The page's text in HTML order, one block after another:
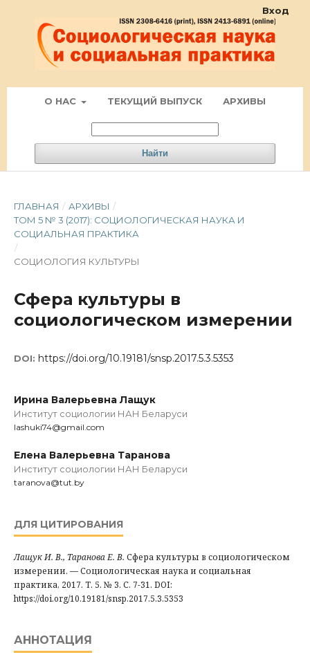
О НАС ТЕКУЩИЙ ВЫПУСК АРХИВЫ
Найти
Вход
ГЛАВНАЯ / АРХИВЫ /
ТОМ 5 № 3 (2017): СОЦИОЛОГИЧЕСКАЯ НАУКА И
СОЦИАЛЬНАЯ ПРАКТИКА
/
СОЦИОЛОГИЯ КУЛЬТУРЫ
Сфера культуры в
социологическом измерении
DOI: https://doi.org/10.19181/snsp.2017.5.3.5353
Ирина Валерьевна Лащук
Институт социологии НАН Беларуси
lashuki74@gmail.com
Елена Валерьевна Таранова
Институт социологии НАН Беларуси
taranova@tut.by
ДЛЯ ЦИТИРОВАНИЯ
Лащук И. В., Таранова Е. В. Сфера культуры в социологическом
измерении. — Социологическая наука и социальная
практика, 2017. Т. 5. № 3. С. 7-31. DOI:
https://doi.org/10.19181/snsp.2017.5.3.5353
АННОТАЦИЯ